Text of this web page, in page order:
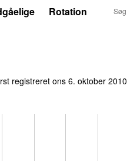
Rotation
registreret ons 6. oktober 2010